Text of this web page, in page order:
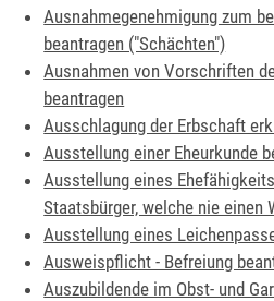
Ausnahmegenehmigung zum
beantragen ("Schächten")
Ausnahmen von Vorschriften
beantragen
Ausschlagung der Erbschaft
Ausstellung einer Eheurkunde
Ausstellung eines
Staatsbürger, welche nie einen
Ausstellung eines
Ausweispflicht - Befreiung
Auszubildende im Obst- und